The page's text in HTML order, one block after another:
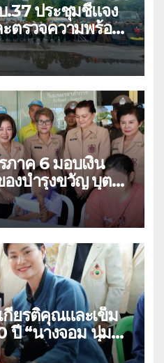
ประชุมชี้แจง
ตรวจความพร้อม
ธารณภัย
าค 6 มอบเงิน
องบำรุงขวัญ บุตร-
ยรติคุณและเข็ม
ม
าง อำเภอเมือง